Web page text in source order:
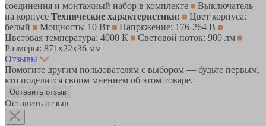
соединения и монтажный набор в комплекте
Выключатель
на корпусе Технические характеристики:
Цвет корпуса:
белый
Мощность: 10 Вт
Напряжение: 176-264 В
Цветовая температура: 4000 К
Световой поток: 900 лм
Размеры: 871х22х36 мм
Отзывы
Помогите другим пользователям с выбором — будьте первым,
кто поделится своим мнением об этом товаре.
Оставить отзыв
Оставить отзыв